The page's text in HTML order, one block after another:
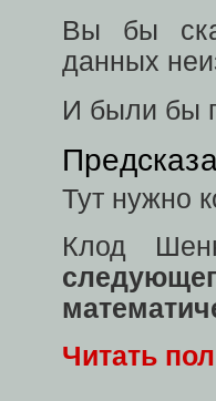
Вы бы
данных
И были бы
Тут нужно
Клод
Читать